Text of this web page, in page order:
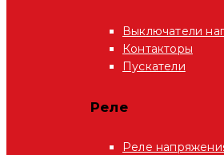
Выключатели
Контакторы
Пускатели
Реле
Реле